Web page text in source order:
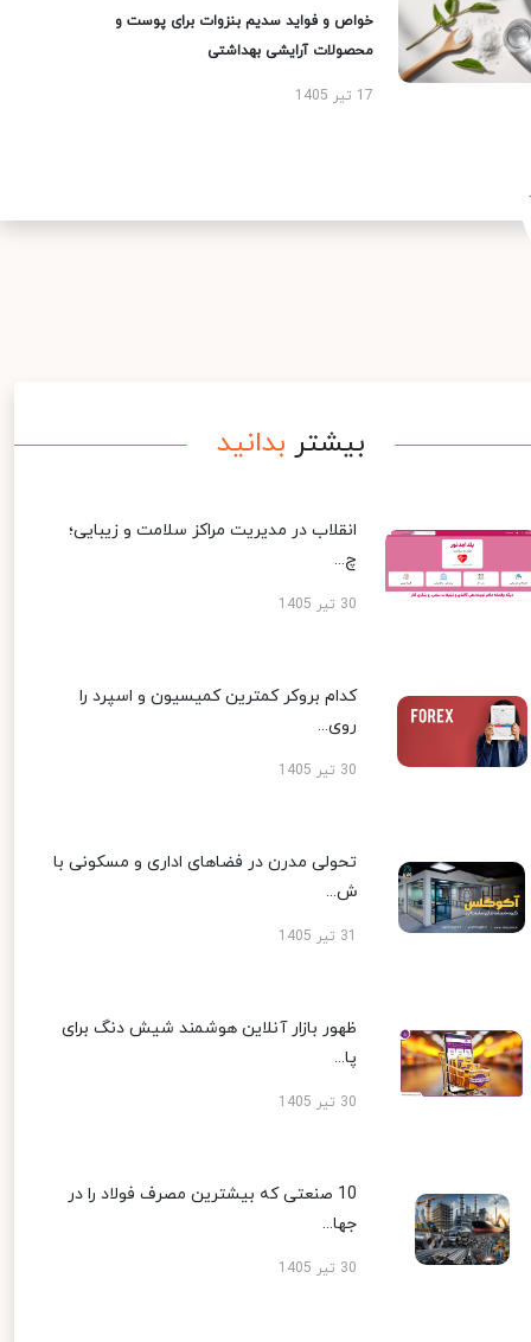
خواص و فواید سدیم بنزوات برای پوست و
محصولات آرایشی بهداشتی
17 تیر 1405
بیشتر بدانید
انقلاب در مدیریت مراکز سلامت و زیبایی؛
چ...
30 تیر 1405
کدام بروکر کمترین کمیسیون و اسپرد را
روی...
30 تیر 1405
تحولی مدرن در فضاهای اداری و مسکونی با
ش...
ظهور بازار آنلاین هوشمند شیش دنگ برای
پا...
30 تیر 1405
10 صنعتی که بیشترین مصرف فولاد را در
جها...
30 تیر 1405